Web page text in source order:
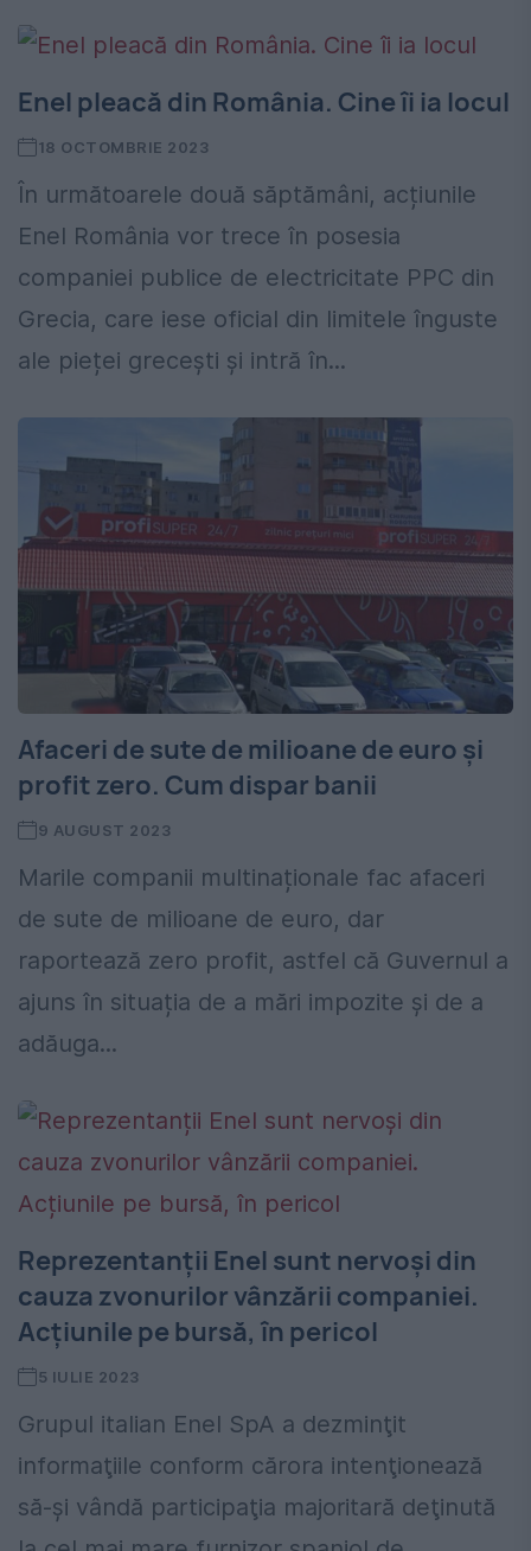
Enel pleacă din România. Cine îi ia locul
18 OCTOMBRIE 2023
În următoarele două săptămâni, acțiunile
Enel România vor trece în posesia
companiei publice de electricitate PPC din
Grecia, care iese oficial din limitele înguste
ale pieței grecești și intră în...
Afaceri de sute de milioane de euro și
profit zero. Cum dispar banii
9 AUGUST 2023
Marile companii multinaționale fac afaceri
de sute de milioane de euro, dar
raportează zero profit, astfel că Guvernul a
ajuns în situația de a mări impozite și de a
adăuga...
Reprezentanții Enel sunt nervoși din
cauza zvonurilor vânzării companiei.
Acțiunile pe bursă, în pericol
5 IULIE 2023
Grupul italian Enel SpA a dezminţit
informaţiile conform cărora intenţionează
să-şi vândă participaţia majoritară deţinută